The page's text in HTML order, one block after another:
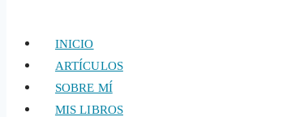
INICIO
ARTÍCULOS
SOBRE MÍ
MIS LIBROS